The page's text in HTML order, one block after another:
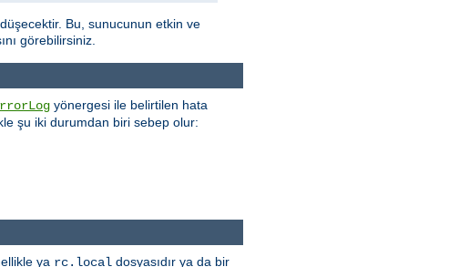
Bu, sunucunun etkin ve
görebilirsiniz.
yönergesi ile belirtilen hata
şu iki durumdan biri sebep olur:
ya rc.local dosyasıdır ya da bir